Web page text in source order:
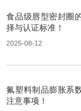
食品级唇型密封圈
择与认证标准！
2025-08-12
氟塑料制品膨胀系
注意事项！